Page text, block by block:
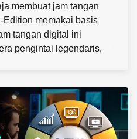
membuat jam tangan
Edition memakai basis
tangan digital ini
pengintai legendaris,